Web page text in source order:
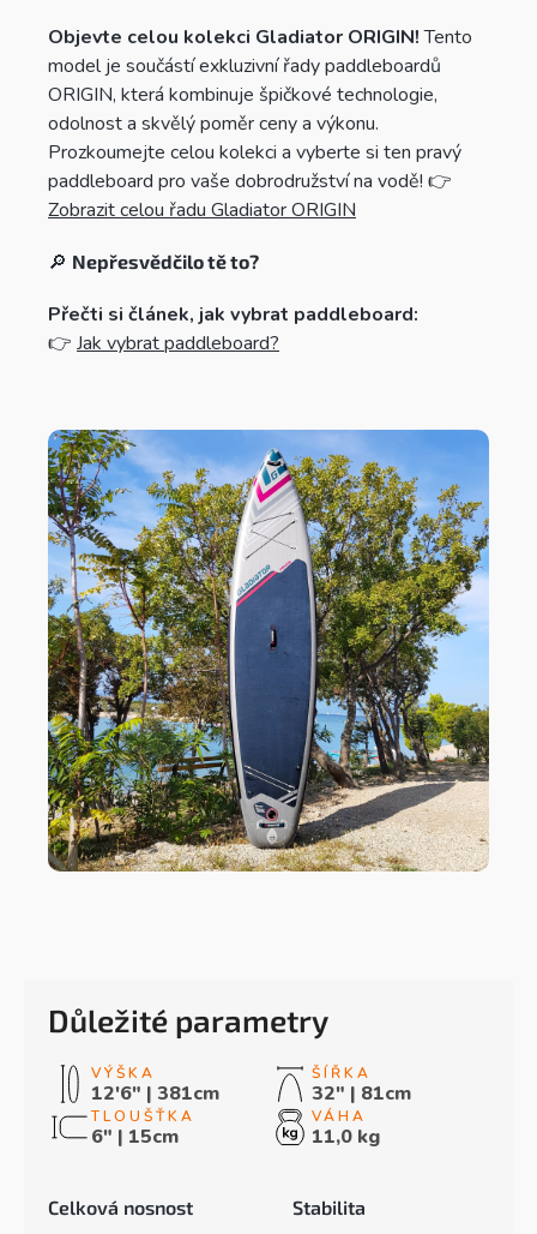
Objevte celou kolekci Gladiator ORIGIN!Tento
model je součástí exkluzivní řady paddleboardů
ORIGIN, která kombinuje špičkové technologie,
odolnost a skvělý poměr ceny a výkonu.
Prozkoumejte celou kolekci a vyberte si ten pravý
paddleboard pro vaše dobrodružství na vodě! 👉
Zobrazit celou řadu Gladiator ORIGIN
🔎 Nepřesvědčilo tě to?
Přečti si článek, jak vybrat paddleboard:
👉 Jak vybrat paddleboard?
Důležité parametry
12'6" | 381cm
32" | 81cm
6" | 15cm
11,0 kg
Celková nosnost Stabilita